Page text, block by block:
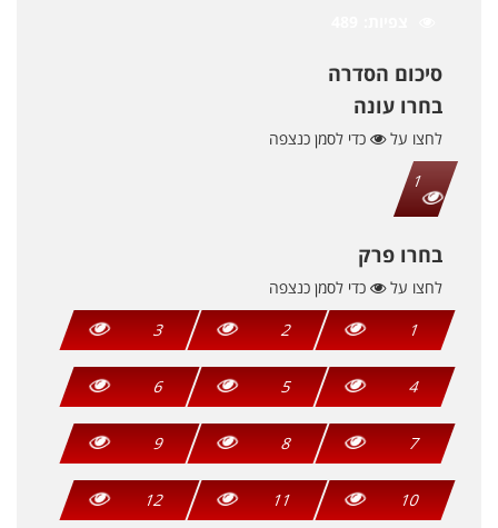
סיכום הסדרה
בחרו עונה
לחצו על
כדי לסמן כנצפה
1
בחרו פרק
לחצו על
כדי לסמן כנצפה
1
2
3
4
5
6
7
8
9
10
11
12